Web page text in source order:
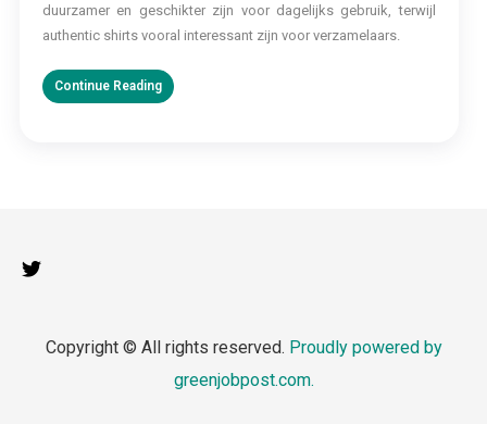
duurzamer en geschikter zijn voor dagelijks gebruik, terwijl
authentic shirts vooral interessant zijn voor verzamelaars.
Continue Reading
Copyright © All rights reserved. Proudly powered by
greenjobpost.com.